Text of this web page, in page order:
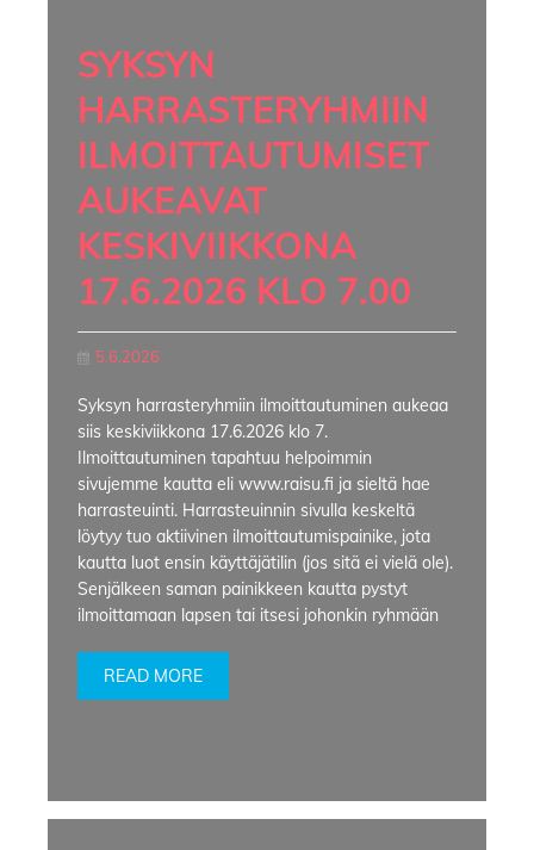
SYKSYN
HARRASTERYHMIIN
ILMOITTAUTUMISET
AUKEAVAT
KESKIVIIKKONA
17.6.2026 KLO 7.00
5.6.2026
Syksyn harrasteryhmiin ilmoittautuminen aukeaa
siis keskiviikkona 17.6.2026 klo 7.
Ilmoittautuminen tapahtuu helpoimmin
sivujemme kautta eli www.raisu.fi ja sieltä hae
harrasteuinti. Harrasteuinnin sivulla keskeltä
löytyy tuo aktiivinen ilmoittautumispainike, jota
kautta luot ensin käyttäjätilin (jos sitä ei vielä ole).
Senjälkeen saman painikkeen kautta pystyt
ilmoittamaan lapsen tai itsesi johonkin ryhmään
READ MORE